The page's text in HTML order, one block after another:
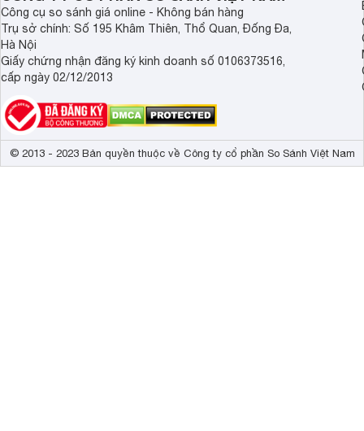
Công cụ so sánh giá online - Không bán hàng
Trụ sở chính: Số 195 Khâm Thiên, Thổ Quan, Đống Đa,
Hà Nội
Giấy chứng nhận đăng ký kinh doanh số 0106373516,
cấp ngày 02/12/2013
© 2013 - 2023 Bản quyền thuộc về Công ty cổ phần So Sánh Việt Nam